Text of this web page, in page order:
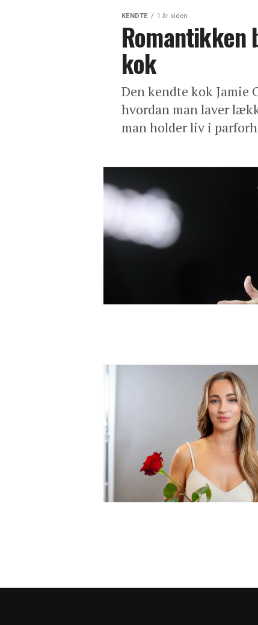
KENDTE 1 år siden
Romantikken
kok
Den kendte kok Jamie
hvordan man laver
man holder liv i